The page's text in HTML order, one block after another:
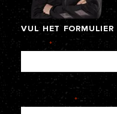
VUL HET FORMULIER
Naam *
E-mailadres *